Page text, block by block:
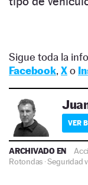
Sigue toda la
Facebook, Xo
VER
ARCHIVADO EN
Rotondas ·Seguridad